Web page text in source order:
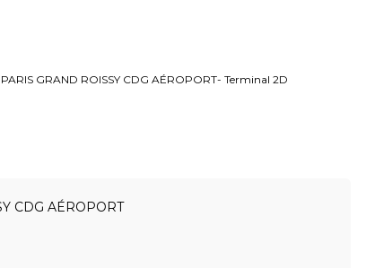
GRAND ROISSY CDG AÉROPORT- Terminal 2D
CDG AÉROPORT